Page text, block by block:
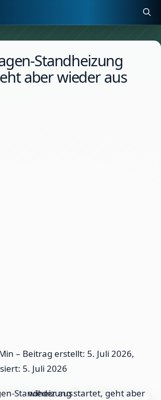
Standheizung
aber wieder aus
– Beitrag erstellt: 5. Juli 2026,
5. Juli 2026